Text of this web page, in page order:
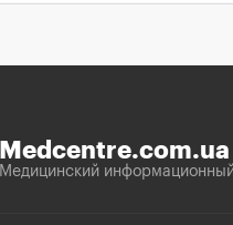
Medcentre.com.ua
Медицинский